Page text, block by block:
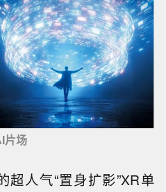
片场
超人气“置身扩影”XR单